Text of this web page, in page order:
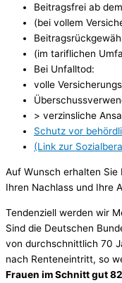
Beitragsfrei ab
(bei vollem
(im tariflichen
Bei Unfalltod:
volle
> verzinsliche
Schutz vor
(Link zur
Auf Wunsch erhalten Sie
Ihren Nachlass und Ihre
Tendenziell werden wir
Sind die Deutschen
von durchschnittlich 70
nach Renteneintritt, so
Frauen im Schnitt gut